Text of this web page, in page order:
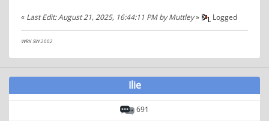
« Last Edit: August 21, 2025, 16:44:11 PM by Muttley» Logged
WRX SW 2002
Ilie
691